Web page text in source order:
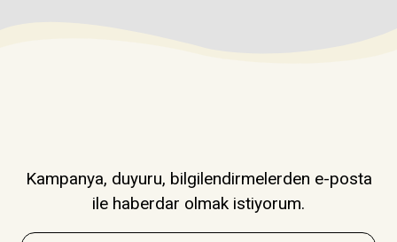
Kampanya, duyuru, bilgilendirmelerden e-posta
ile haberdar olmak istiyorum.